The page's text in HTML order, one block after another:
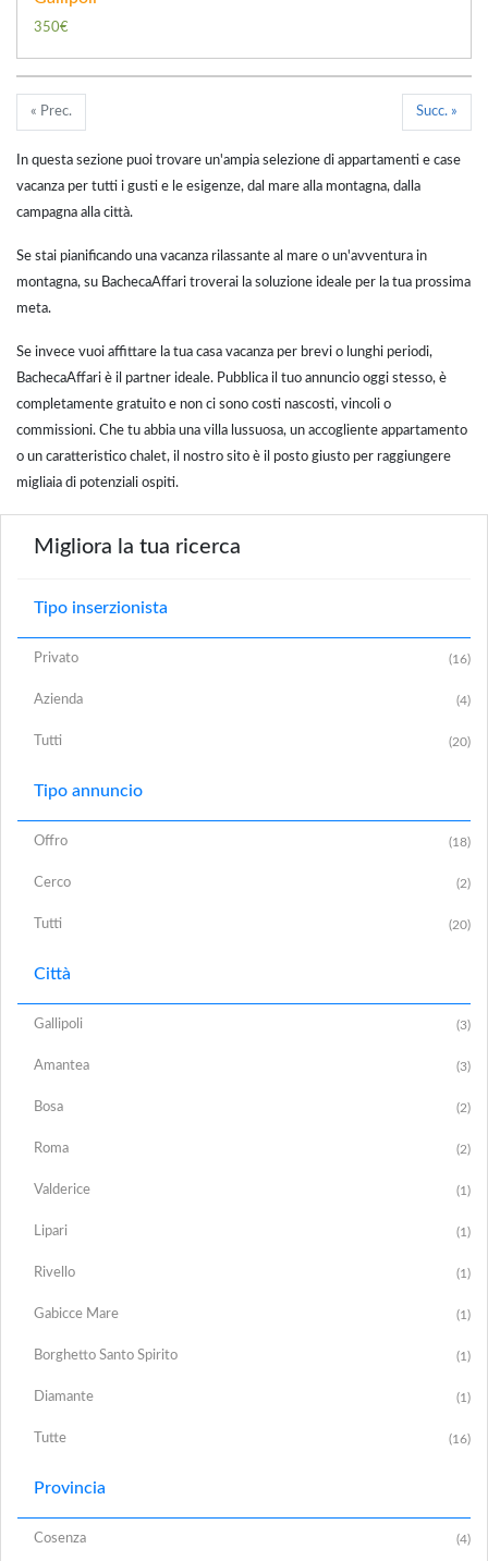
350€
« Prec. Succ. »
In questa sezione puoi trovare un'ampia selezione di appartamenti e case
vacanza per tutti i gusti e le esigenze, dal mare alla montagna, dalla
campagna alla città.
Se stai pianificando una vacanza rilassante al mare o un'avventura in
montagna, su BachecaAffari troverai la soluzione ideale per la tua prossima
meta.
Se invece vuoi affittare la tua casa vacanza per brevi o lunghi periodi,
BachecaAffari è il partner ideale. Pubblica il tuo annuncio oggi stesso, è
completamente gratuito e non ci sono costi nascosti, vincoli o
commissioni. Che tu abbia una villa lussuosa, un accogliente appartamento
o un caratteristico chalet, il nostro sito è il posto giusto per raggiungere
migliaia di potenziali ospiti.
Migliora la tua ricerca
Tipo inserzionista
Privato (16)
Azienda (4)
Tutti (20)
Tipo annuncio
Offro (18)
Cerco (2)
Tutti (20)
Città
Gallipoli (3)
Amantea (3)
Bosa (2)
Roma (2)
Valderice (1)
Lipari (1)
Rivello (1)
Gabicce Mare (1)
Borghetto Santo Spirito (1)
Diamante (1)
Tutte (16)
Provincia
Cosenza (4)